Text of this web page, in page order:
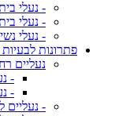
- נעלי
- נעלי
- נעלי
פתרונות
נעליים
-
-
- נעליים